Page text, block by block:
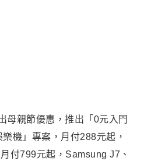
母親節優惠，推出「0元入門
機」專案，月付288元起，
付799元起，Samsung J7、